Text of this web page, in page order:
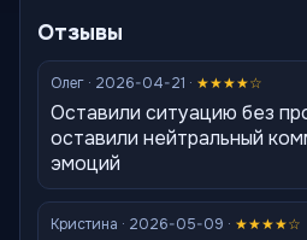
Отзывы
Олег · 2026-04-21 · ★★★★☆
Оставили ситуацию без
оставили нейтральный
эмоций
Кристина · 2026-05-09 · ★★★★☆